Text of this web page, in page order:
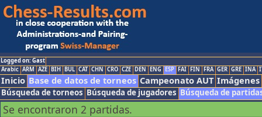
Logged on: Gast
Arabic ARM AZE BIH BUL CAT CHN CRO CZE DEN ENG ESP FAI FIN FRA GER GRE INA
Inicio Base de datos de torneos Campeonato AUT Imágenes
Búsqueda de torneos Búsqueda de jugadores Búsqueda de
Se encontraron 2 partidas.